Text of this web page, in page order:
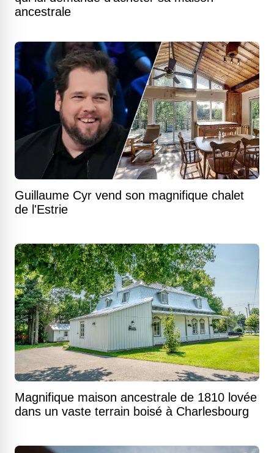
ancestrale
Guillaume Cyr vend son magnifique chalet
de l'Estrie
Magnifique maison ancestrale de 1810 lovée
dans un vaste terrain boisé à Charlesbourg